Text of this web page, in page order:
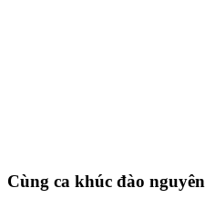
Cùng ca khúc đào nguyên